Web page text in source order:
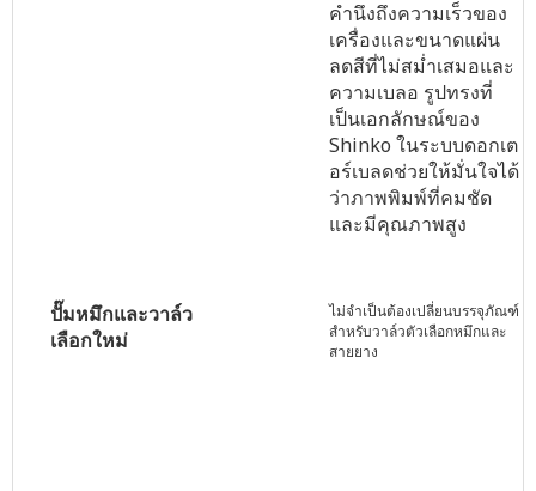
คำนึงถึงความเร็วของ
เครื่องและขนาดแผ่น
ลดสีที่ไม่สม่ำเสมอและ
ความเบลอ รูปทรงที่
เป็นเอกลักษณ์ของ
Shinko ในระบบดอกเต
อร์เบลดช่วยให้มั่นใจได้
ว่าภาพพิมพ์ที่คมชัด
และมีคุณภาพสูง
ปั๊มหมึกและวาล์ว
เลือกใหม่
ไม่จำเป็นต้องเปลี่ยนบรรจุภัณฑ์
สำหรับวาล์วตัวเลือกหมึกและ
สายยาง